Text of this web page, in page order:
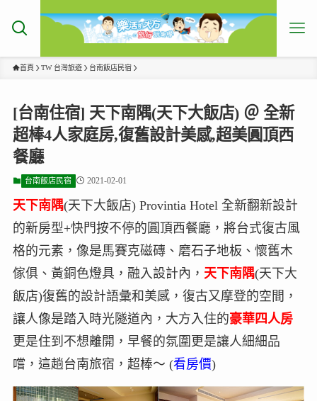
首頁 TW 台灣旅遊 台南飯店民宿
[台南住宿] 天下南隅(天下大飯店) ＠ 全新
超棒4人家庭房,復舊設計美感,超美圓頂西
餐廳
台南飯店民宿 2021-02-01
天下南隅(天下大飯店) Provintia Hotel 全新翻新設計
的新房型+快門按不停的圓頂西餐廳，將台式復古風
格的元素，像是馬賽克磁磚、磨石子地板、懷舊木
傢俱、黃銅色燈具，融入設計內， 天下南隅(天下大
飯店)復舊的設計語彙和美感，復古又摩登的空間，
讓人像是踏入時光隧道內，大方入住的豪華四人房
更是住到不想離開，早餐的氛圍更是讓人細細品
嚐，這趟台南旅宿，超棒～ (看房價)